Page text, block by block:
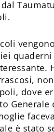
dove
è stato